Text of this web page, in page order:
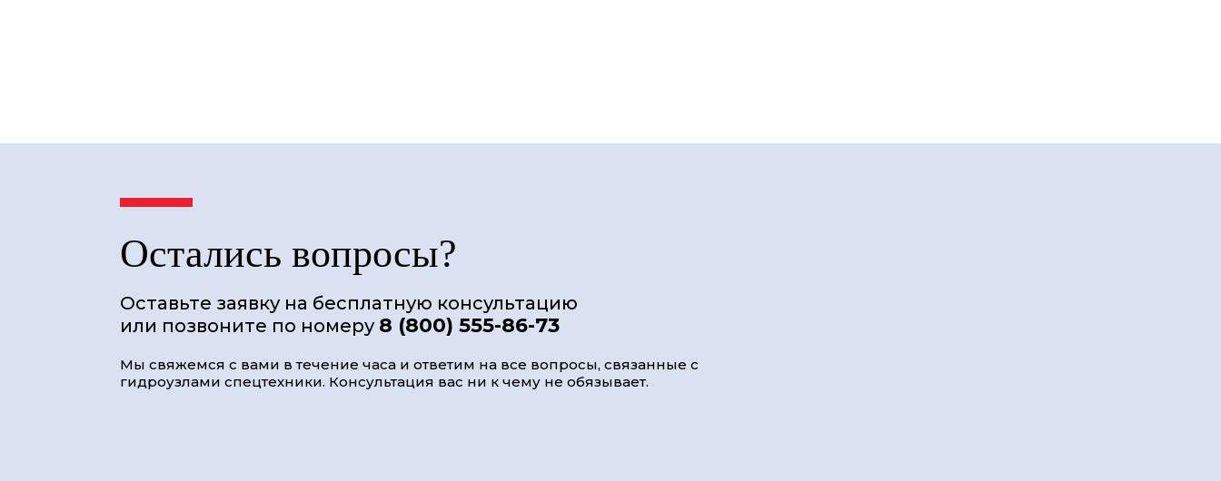
Остались вопросы?
Оставьте заявку на бесплатную консультацию
или позвоните по номеру 8 (800) 555-86-73
Мы свяжемся с вами в течение часа и ответим на все вопросы, связанные с
гидроузлами спецтехники. Консультация вас ни к чему не обязывает.